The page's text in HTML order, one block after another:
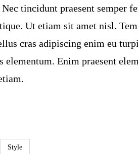
Nec tincidunt praesent semper
Ut etiam sit amet nisl.
cras adipiscing enim eu
elementum. Enim praesent
Style